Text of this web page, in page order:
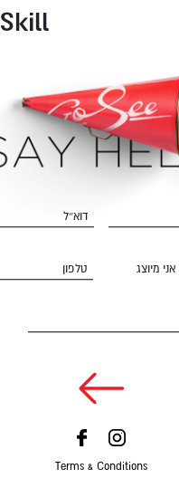
Skill:
דוא״ל
אני מיוצג טלפון
Terms & Conditions